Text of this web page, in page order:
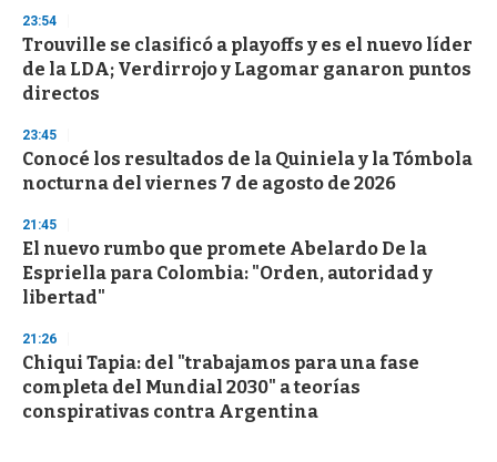
23:54
Trouville se clasificó a playoffs y es el nuevo líder
de la LDA; Verdirrojo y Lagomar ganaron puntos
directos
23:45
Conocé los resultados de la Quiniela y la Tómbola
nocturna del viernes 7 de agosto de 2026
21:45
El nuevo rumbo que promete Abelardo De la
Espriella para Colombia: "Orden, autoridad y
libertad"
21:26
Chiqui Tapia: del "trabajamos para una fase
completa del Mundial 2030" a teorías
conspirativas contra Argentina